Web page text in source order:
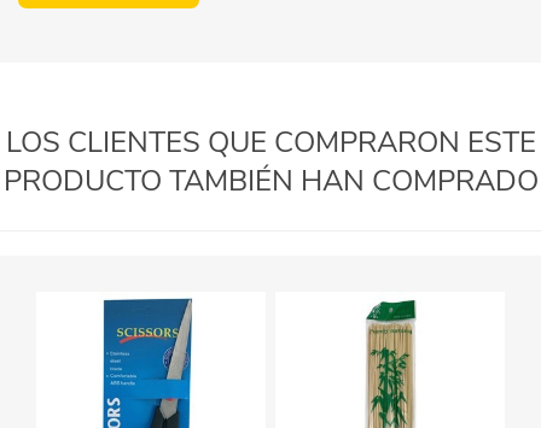
LOS CLIENTES QUE COMPRARON ESTE
PRODUCTO TAMBIÉN HAN COMPRADO